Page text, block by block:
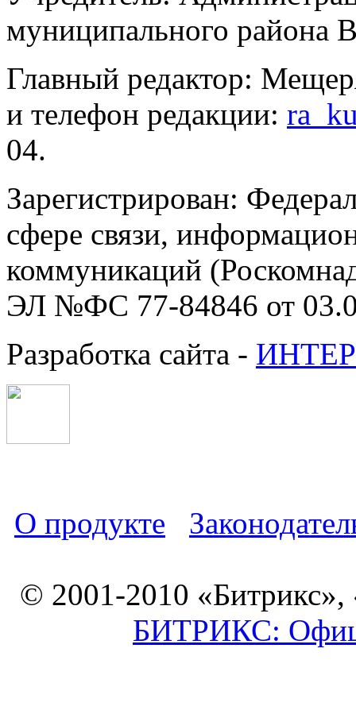
муниципального района
Главный редактор:
и телефон редакции:
04.
Зарегистрирован:
сфере связи,
коммуникаций
ЭЛ №ФС 77-84846 от
Разработка сайта -
О продукте
© 2001-2010 «Битрикс»,
БИТРИКС: